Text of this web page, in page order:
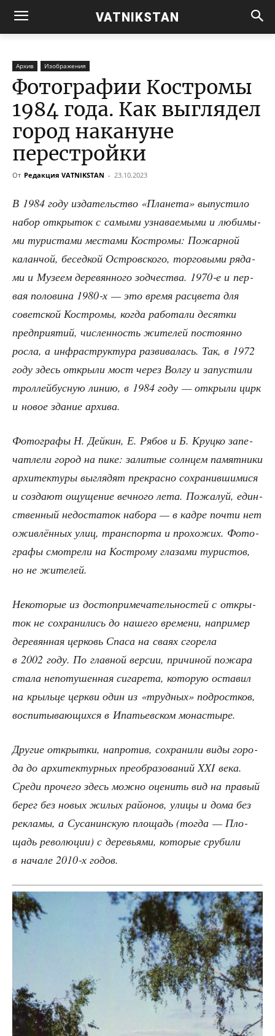
VATNIKSTAN
Архив Изображения
Фотографии Костромы
1984 года. Как выглядел
город накануне
перестройки
От Редакция VATNIKSTAN - 23.10.2023
В 1984 году изда­тель­ство «Пла­не­та» выпу­сти­ло
набор откры­ток с самы­ми узна­ва­е­мы­ми и люби­мы­
ми тури­ста­ми места­ми Костро­мы: Пожар­ной
калан­чой, бесед­кой Ост­ров­ско­го, тор­го­вы­ми ряда­
ми и Музе­ем дере­вян­но­го зод­че­ства. 1970‑е и пер­
вая поло­ви­на 1980‑х — это вре­мя рас­цве­та для
совет­ской Костро­мы, когда рабо­та­ли десят­ки
пред­при­я­тий, чис­лен­ность жите­лей посто­ян­но
рос­ла, а инфра­струк­ту­ра раз­ви­ва­лась. Так, в 1972
году здесь откры­ли мост через Вол­гу и запу­сти­ли
трол­лей­бус­ную линию, в 1984 году — откры­ли цирк
и новое зда­ние архива.
Фото­гра­фы Н. Дей­кин, Е. Рябов и Б. Круц­ко запе­
чат­ле­ли город на пике: зали­тые солн­цем памят­ни­ки
архи­тек­ту­ры выгля­дят пре­крас­но сохра­нив­ши­ми­ся
и созда­ют ощу­ще­ние веч­но­го лета. Пожа­луй, един­
ствен­ный недо­ста­ток набо­ра — в кад­ре почти нет
ожив­лён­ных улиц, транс­пор­та и про­хо­жих. Фото­
гра­фы смот­ре­ли на Костро­му гла­за­ми тури­стов,
но не жителей.
Неко­то­рые из досто­при­ме­ча­тель­но­стей с откры­
ток не сохра­ни­лись до наше­го вре­ме­ни, напри­мер
дере­вян­ная цер­ковь Спа­са на сва­ях сго­ре­ла
в 2002 году. По глав­ной вер­сии, при­чи­ной пожа­ра
ста­ла непо­ту­шен­ная сига­ре­та, кото­рую оста­вил
на крыль­це церк­ви один из «труд­ных» под­рост­ков,
вос­пи­ты­ва­ю­щих­ся в Ипа­тьев­ском монастыре.
Дру­гие открыт­ки, напро­тив, сохра­ни­ли виды горо­
да до архи­тек­тур­ных пре­об­ра­зо­ва­ний XXI века.
Сре­ди про­че­го здесь мож­но оце­нить вид на пра­вый
берег без новых жилых рай­о­нов, ули­цы и дома без
рекла­мы, а Суса­нин­скую пло­щадь (тогда — Пло­
щадь рево­лю­ции) с дере­вья­ми, кото­рые сру­би­ли
в нача­ле 2010‑х годов.